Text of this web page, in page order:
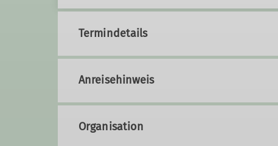
Termindetails
Anreisehinweis
Organisation